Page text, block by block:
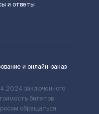
и ответы
и онлайн-заказ
заключенного
билетов
обращаться